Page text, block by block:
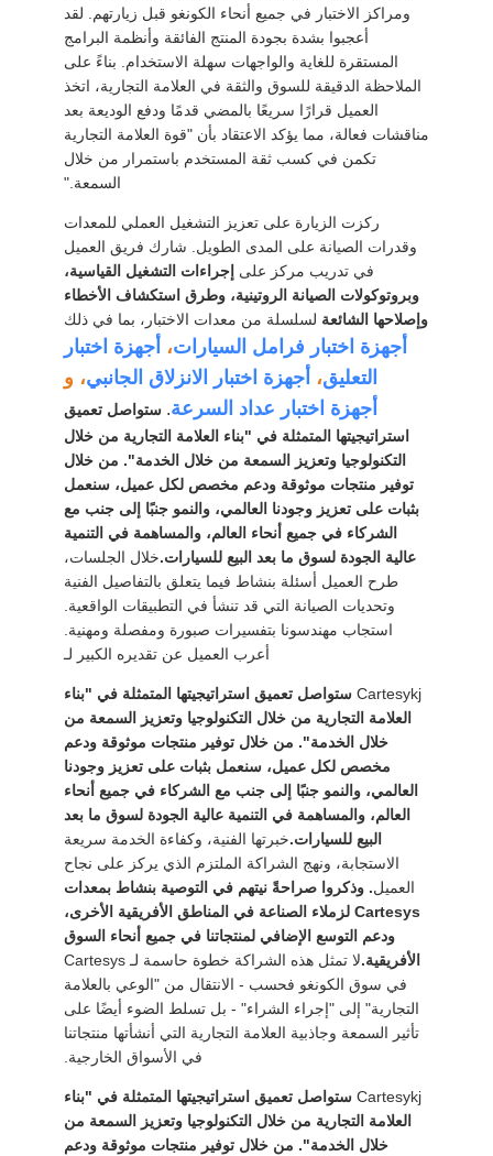
ومراكز الاختبار في جميع أنحاء الكونغو قبل زيارتهم. لقد
أعجبوا بشدة بجودة المنتج الفائقة وأنظمة البرامج
المستقرة للغاية والواجهات سهلة الاستخدام. بناءً على
الملاحظة الدقيقة للسوق والثقة في العلامة التجارية، اتخذ
العميل قرارًا سريعًا بالمضي قدمًا ودفع الوديعة بعد
مناقشات فعالة، مما يؤكد الاعتقاد بأن "قوة العلامة التجارية
تكمن في كسب ثقة المستخدم باستمرار من خلال
السمعة."
ركزت الزيارة على تعزيز التشغيل العملي للمعدات
وقدرات الصيانة على المدى الطويل. شارك فريق العميل
في تدريب مركز على إجراءات التشغيل القياسية،
وبروتوكولات الصيانة الروتينية، وطرق استكشاف الأخطاء
وإصلاحها الشائعة لسلسلة من معدات الاختبار، بما في ذلك
أجهزة اختبار فرامل السيارات، أجهزة اختبار
التعليق، أجهزة اختبار الانزلاق الجانبي، و
أجهزة اختبار عداد السرعة. ستواصل تعميق
استراتيجيتها المتمثلة في "بناء العلامة التجارية من خلال
التكنولوجيا وتعزيز السمعة من خلال الخدمة". من خلال
توفير منتجات موثوقة ودعم مخصص لكل عميل، سنعمل
بثبات على تعزيز وجودنا العالمي، والنمو جنبًا إلى جنب مع
الشركاء في جميع أنحاء العالم، والمساهمة في التنمية
عالية الجودة لسوق ما بعد البيع للسيارات.خلال الجلسات،
طرح العميل أسئلة بنشاط فيما يتعلق بالتفاصيل الفنية
وتحديات الصيانة التي قد تنشأ في التطبيقات الواقعية.
استجاب مهندسونا بتفسيرات صبورة ومفصلة ومهنية.
أعرب العميل عن تقديره الكبير لـ
Cartesykj ستواصل تعميق استراتيجيتها المتمثلة في "بناء
العلامة التجارية من خلال التكنولوجيا وتعزيز السمعة من
خلال الخدمة". من خلال توفير منتجات موثوقة ودعم
مخصص لكل عميل، سنعمل بثبات على تعزيز وجودنا
العالمي، والنمو جنبًا إلى جنب مع الشركاء في جميع أنحاء
العالم، والمساهمة في التنمية عالية الجودة لسوق ما بعد
البيع للسيارات.خبرتها الفنية، وكفاءة الخدمة سريعة
الاستجابة، ونهج الشراكة الملتزم الذي يركز على نجاح
العميل. وذكروا صراحةً نيتهم في التوصية بنشاط بمعدات
Cartesys لزملاء الصناعة في المناطق الأفريقية الأخرى،
ودعم التوسع الإضافي لمنتجاتنا في جميع أنحاء السوق
الأفريقية.
لا تمثل هذه الشراكة خطوة حاسمة لـ Cartesys
في سوق الكونغو فحسب - الانتقال من "الوعي بالعلامة
التجارية" إلى "إجراء الشراء" - بل تسلط الضوء أيضًا على
تأثير السمعة وجاذبية العلامة التجارية التي أنشأتها منتجاتنا
في الأسواق الخارجية.
Cartesykj ستواصل تعميق استراتيجيتها المتمثلة في "بناء
العلامة التجارية من خلال التكنولوجيا وتعزيز السمعة من
خلال الخدمة". من خلال توفير منتجات موثوقة ودعم